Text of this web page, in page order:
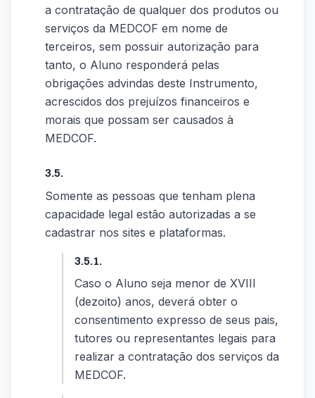
a contratação de qualquer dos produtos ou
serviços da MEDCOF em nome de
terceiros, sem possuir autorização para
tanto, o Aluno responderá pelas
obrigações advindas deste Instrumento,
acrescidos dos prejuízos financeiros e
morais que possam ser causados à
MEDCOF.
3.5.
Somente as pessoas que tenham plena
capacidade legal estão autorizadas a se
cadastrar nos sites e plataformas.
3.5.1.
Caso o Aluno seja menor de XVIII
(dezoito) anos, deverá obter o
consentimento expresso de seus pais,
tutores ou representantes legais para
realizar a contratação dos serviços da
MEDCOF.